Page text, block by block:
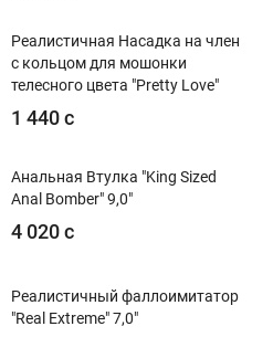
Анжела R27
Реалистичная Насадка на член
с кольцом для мошонки
телесного цвета "Pretty Love"
1 440 с
Анальная Втулка "King Sized
Anal Bomber" 9,0"
4 020 с
Реалистичный фаллоимитатор
"Real Extreme" 7,0"